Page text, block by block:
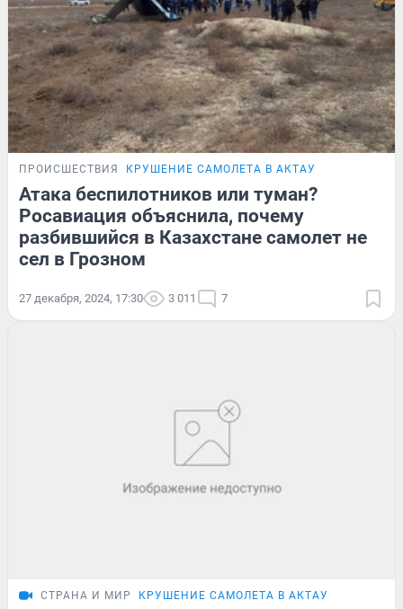
ПРОИСШЕСТВИЯ КРУШЕНИЕ САМОЛЕТА В АКТАУ
Атака беспилотников или туман?
Росавиация объяснила, почему
разбившийся в Казахстане самолет не
сел в Грозном
27 декабря, 2024, 17:30 3 011 7
СТРАНА И МИР КРУШЕНИЕ САМОЛЕТА В АКТАУ